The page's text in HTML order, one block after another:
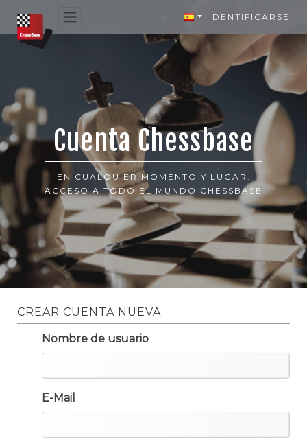
IDENTIFICARSE
Cuenta Chessbase
EN CUALQUIER MOMENTO Y LUGAR:
ACCESO A TODO EL MUNDO CHESSBASE
CREAR CUENTA NUEVA
Nombre de usuario
E-Mail